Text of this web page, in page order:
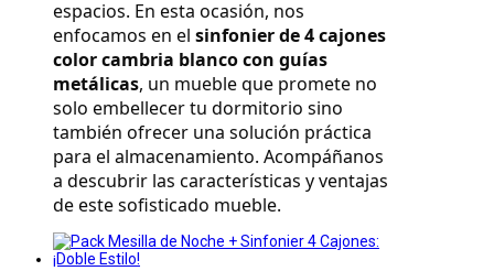
espacios. En esta ocasión, nos
enfocamos en el sinfonier de 4 cajones
color cambria blanco con guías
metálicas, un mueble que promete no
solo embellecer tu dormitorio sino
también ofrecer una solución práctica
para el almacenamiento. Acompáñanos
a descubrir las características y ventajas
de este sofisticado mueble.